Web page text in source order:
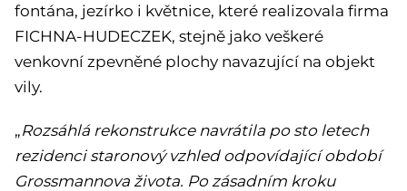
fontána, jezírko i květnice, které realizovala firma
FICHNA-HUDECZEK, stejně jako veškeré
venkovní zpevněné plochy navazující na objekt
vily.
„Rozsáhlá rekonstrukce navrátila po sto letech
rezidenci staronový vzhled odpovídající období
Grossmannova života. Po zásadním kroku